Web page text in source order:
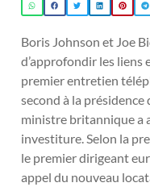
Boris Johnson et Joe
d’approfondir les liens
premier entretien
second à la
ministre britannique a
investiture. Selon la
le premier dirigeant
appel du nouveau